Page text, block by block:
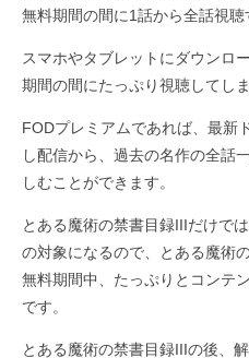
無料期間の間に1話から全話視聴
スマホやタブレットにダウンロ
期間の間にたっぷり視聴してし
FODプレミアムであれば、最新
し配信から、過去の名作の全話
しむことができます。
とある魔術の禁書目録IIIだけで
の対象になるので、とある魔術
無料期間中、たっぷりとコンテ
です。
とある魔術の禁書目録IIIの後、